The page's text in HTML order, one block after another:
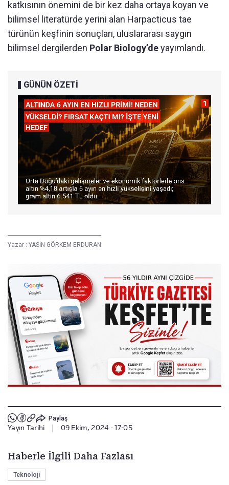
katkısının önemini de bir kez daha ortaya koyan ve
bilimsel literatürde yerini alan Harpacticus tae
türünün keşfinin sonuçları, uluslararası saygın
bilimsel dergilerden Polar Biology’deyayımlandı.
GÜNÜN ÖZETİ
Yazar : YASİN GÖRKEM ERDURAN
Paylaş
Yayın Tarihi 09 Ekim, 2024 - 17:05
Haberle İlgili Daha Fazlası
Teknoloji